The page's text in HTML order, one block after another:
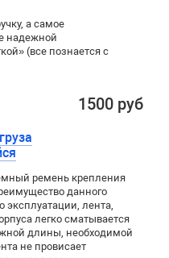
а самое
надежной
(все познается с
1500 руб
ремень крепления
данного
эксплуатации, лента,
легко сматывается
длины, необходимой
не провисает